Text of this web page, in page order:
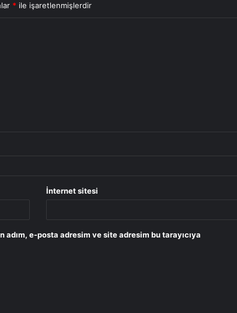
* ile işaretlenmişlerdir
İnternet sitesi
adım, e-posta adresim ve site adresim bu tarayıcıya